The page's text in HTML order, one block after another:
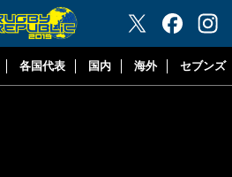
"ラグビーリパブリック"
各国代表 国内 海外 セブンズ